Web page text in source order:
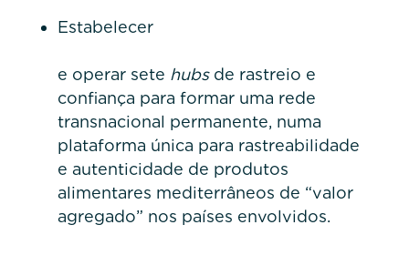
Estabelecer
e operar sete hubsde rastreio e
confiança para formar uma rede
transnacional permanente, numa
plataforma única para rastreabilidade
e autenticidade de produtos
alimentares mediterrâneos de “valor
agregado” nos países envolvidos.